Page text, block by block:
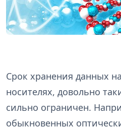
Срок хранения данных
носителях, довольно
сильно ограничен.
обыкновенных